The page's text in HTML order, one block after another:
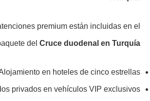
premium están incluidas en el
del Cruce duodenal en Turquía
en hoteles de cinco estrellas.
privados en vehículos VIP exclusivos.